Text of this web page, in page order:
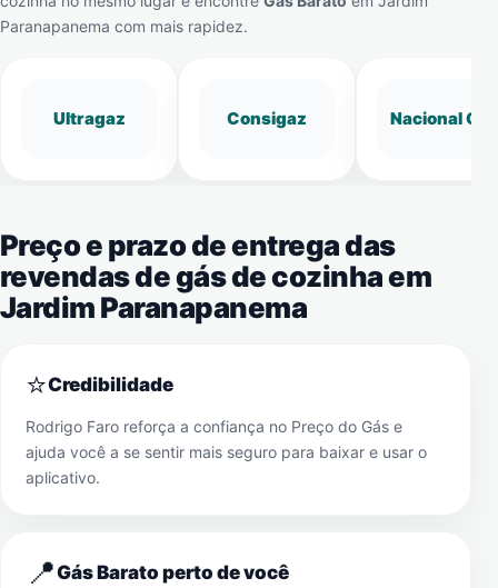
Paranapanema com mais rapidez.
Ultragaz Consigaz Nacional Gás
Preço e prazo de entrega das
revendas de gás de cozinha em
Jardim Paranapanema
⭐Credibilidade
Rodrigo Faro reforça a confiança no Preço do Gás e
ajuda você a se sentir mais seguro para baixar e usar o
aplicativo.
📍Gás Barato perto de você